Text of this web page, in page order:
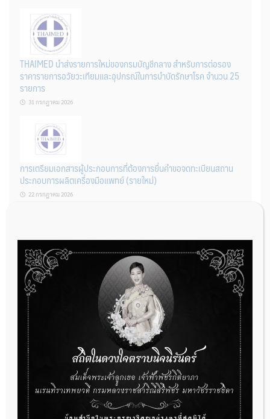
THAIMED นำส่งรายการใหม่ของกรมบัญชีกลาง สำหรับการต่อรอง
ราคารายการอวัยวะเทียมและอุปกรณ์ในการบำบัดรักษาโรค จำนวน 25
รายการ
31 กรกฎาคม 2026
การเตรียมเอกสารผู้ประกอบการที่ต้องการยื่นคำขอจดทะเบียนสถาน
ประกอบการผลิตเครื่องมือแพทย์ (รายใหม่)
22 กรกฎาคม 2026
ผู้ประกอบการผลิต และ นักวิจัย ที่ต้องการขึ้นทะเบียนเครื่องมือแพทย์
ต้องทำอย่างไรบ้าง
22 กรกฎาคม 2026
กองควบคุมเครื่องมือแพทย์ เปิดรับฟังความคิดเห็นหลักการยกร่าง
กฎหมาย จำนวน 3 ฉบับ ผ่านระบบกลางทางกฎหมาย
22 กรกฎาคม 2026